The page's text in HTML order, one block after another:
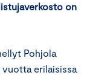
on
Pohjola
vuotta erilaisissa